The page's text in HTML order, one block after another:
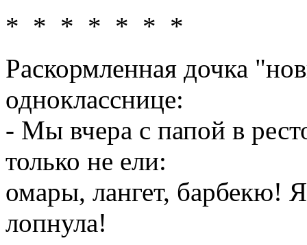
* * * * * * *
Раскормленная дочка
однокласснице:
- Мы вчера с папой в
только не ели:
омары, лангет, барбекю!
лопнула!